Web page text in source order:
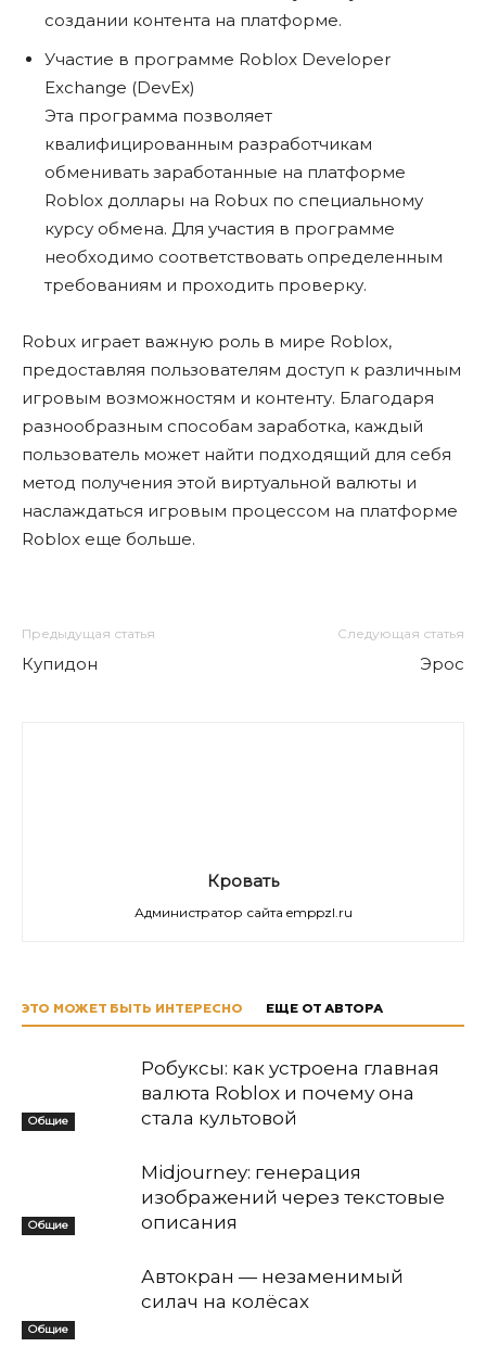
создании контента на платформе.
Участие в программе Roblox Developer
Exchange (DevEx)
Эта программа позволяет
квалифицированным разработчикам
обменивать заработанные на платформе
Roblox доллары на Robux по специальному
курсу обмена. Для участия в программе
необходимо соответствовать определенным
требованиям и проходить проверку.
Robux играет важную роль в мире Roblox,
предоставляя пользователям доступ к различным
игровым возможностям и контенту. Благодаря
разнообразным способам заработка, каждый
пользователь может найти подходящий для себя
метод получения этой виртуальной валюты и
наслаждаться игровым процессом на платформе
Roblox еще больше.
Предыдущая статья
Купидон
Следующая статья
Эрос
Кровать
Администратор сайта emppzl.ru
ЭТО МОЖЕТ БЫТЬ ИНТЕРЕСНО ЕЩЕ ОТ АВТОРА
Общие
Робуксы: как устроена главная
валюта Roblox и почему она
стала культовой
Общие
Midjourney: генерация
изображений через текстовые
описания
Общие
Автокран — незаменимый
силач на колёсах